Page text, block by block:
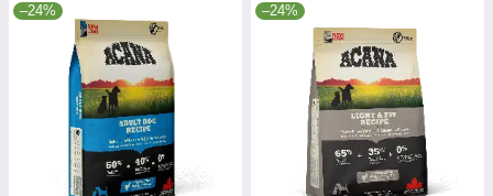
–24% –24%